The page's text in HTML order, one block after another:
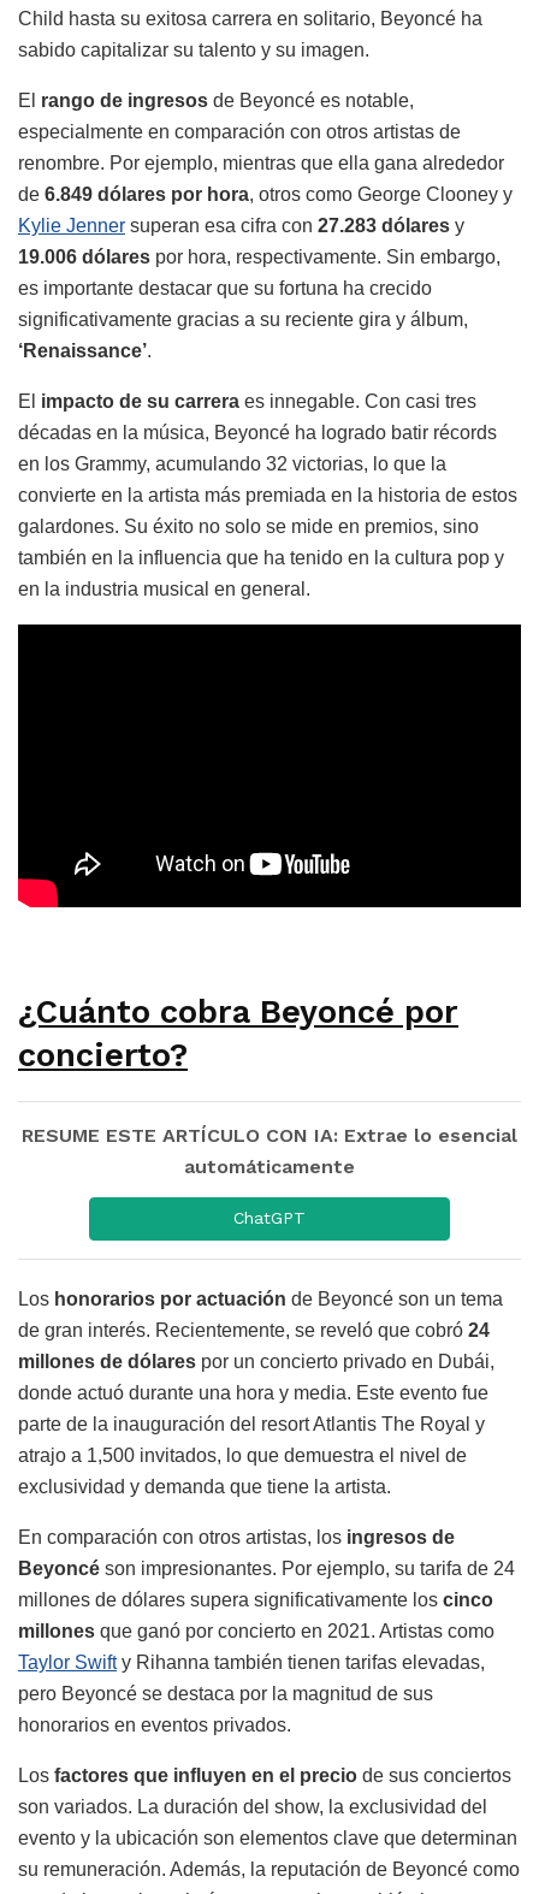
Child hasta su exitosa carrera en solitario, Beyoncé ha
sabido capitalizar su talento y su imagen.
El rango de ingresos de Beyoncé es notable,
especialmente en comparación con otros artistas de
renombre. Por ejemplo, mientras que ella gana alrededor
de 6.849 dólares por hora, otros como George Clooney y
Kylie Jenner superan esa cifra con 27.283 dólares y
19.006 dólares por hora, respectivamente. Sin embargo,
es importante destacar que su fortuna ha crecido
significativamente gracias a su reciente gira y álbum,
‘Renaissance’.
El impacto de su carrera es innegable. Con casi tres
décadas en la música, Beyoncé ha logrado batir récords
en los Grammy, acumulando 32 victorias, lo que la
convierte en la artista más premiada en la historia de estos
galardones. Su éxito no solo se mide en premios, sino
también en la influencia que ha tenido en la cultura pop y
en la industria musical en general.
¿Cuánto cobra Beyoncé por
concierto?
RESUME ESTE ARTÍCULO CON IA: Extrae lo esencial
automáticamente
ChatGPT
Los honorarios por actuación de Beyoncé son un tema
de gran interés. Recientemente, se reveló que cobró 24
millones de dólares por un concierto privado en Dubái,
donde actuó durante una hora y media. Este evento fue
parte de la inauguración del resort Atlantis The Royal y
atrajo a 1,500 invitados, lo que demuestra el nivel de
exclusividad y demanda que tiene la artista.
En comparación con otros artistas, los ingresos de
Beyoncé son impresionantes. Por ejemplo, su tarifa de 24
millones de dólares supera significativamente los cinco
millones que ganó por concierto en 2021. Artistas como
Taylor Swifty Rihanna también tienen tarifas elevadas,
pero Beyoncé se destaca por la magnitud de sus
honorarios en eventos privados.
Los factores que influyen en el precio de sus conciertos
son variados. La duración del show, la exclusividad del
evento y la ubicación son elementos clave que determinan
su remuneración. Además, la reputación de Beyoncé como